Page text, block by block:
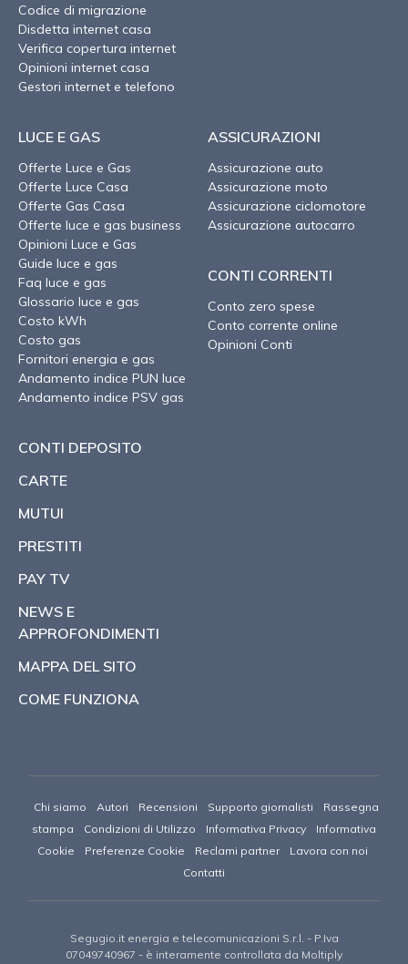
Codice di migrazione
Disdetta internet casa
Verifica copertura internet
Opinioni internet casa
Gestori internet e telefono
LUCE E GAS
Offerte Luce e Gas
Offerte Luce Casa
Offerte Gas Casa
Offerte luce e gas business
Opinioni Luce e Gas
Guide luce e gas
Faq luce e gas
Glossario luce e gas
Costo kWh
Costo gas
Fornitori energia e gas
Andamento indice PUN luce
Andamento indice PSV gas
ASSICURAZIONI
Assicurazione auto
Assicurazione moto
Assicurazione ciclomotore
Assicurazione autocarro
CONTI CORRENTI
Conto zero spese
Conto corrente online
Opinioni Conti
CONTI DEPOSITO
CARTE
MUTUI
PRESTITI
PAY TV
NEWS E
APPROFONDIMENTI
MAPPA DEL SITO
COME FUNZIONA
Chi siamo Autori Recensioni Supporto giornalisti
Rassegna
stampa
Condizioni di Utilizzo Informativa Privacy
Informativa
Cookie
Preferenze Cookie Reclami partner
Lavora con noi
Contatti
Segugio.it energia e telecomunicazioni S.r.l. - P.Iva
07049740967 - è interamente controllata da Moltiply